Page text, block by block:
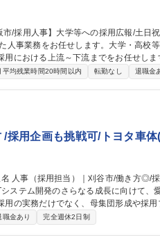
人事業務をお任せします。大学・高校
～下流までをお任せします。 【具体的な業務内容】
人票作成／求人媒体選定／SNS運用■
用広報/土日祝休/年休122日/賞与5ヶ月/
平均残業時間20時間以内 転勤なし 退職金
/採用企画も挑戦可/トヨタ車
の実務だけでなく、母集団形成や採
職金あり 完全週休2日制